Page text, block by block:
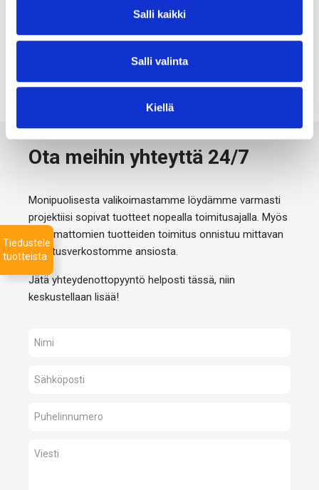
Salli kaikki
Salli valinta
Kiellä
Ota meihin yhteyttä 24/7
Monipuolisesta valikoimastamme löydämme varmasti
projektiisi sopivat tuotteet nopealla toimitusajalla. Myös
listaamattomien tuotteiden toimitus onnistuu mittavan
toimitusverkostomme ansiosta.
Jätä yhteydenottopyyntö helposti tässä, niin
keskustellaan lisää!
Tiedustele
tuotteista